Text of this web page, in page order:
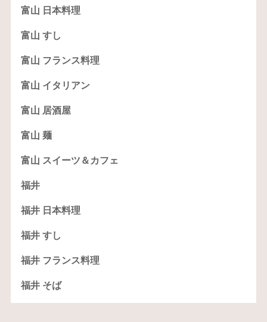
富山 日本料理
富山 すし
富山 フランス料理
富山 イタリアン
富山 居酒屋
富山 麺
富山 スイーツ＆カフェ
福井
福井 日本料理
福井 すし
福井 フランス料理
福井 そば